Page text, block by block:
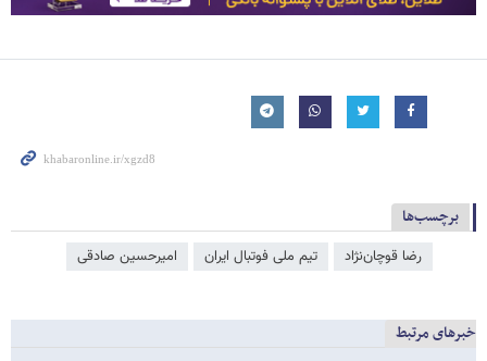
برچسب‌ها
رضا قوچان‌نژاد تیم ملی فوتبال ایران امیرحسین صادقی
خبرهای مرتبط